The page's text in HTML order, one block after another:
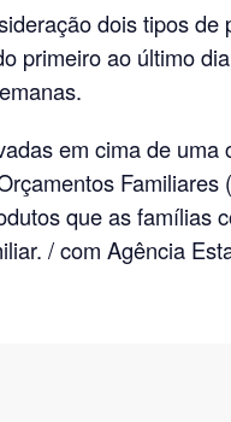
dois tipos de
primeiro ao último
em cima de uma
Familiares
que as famílias
/ com Agência